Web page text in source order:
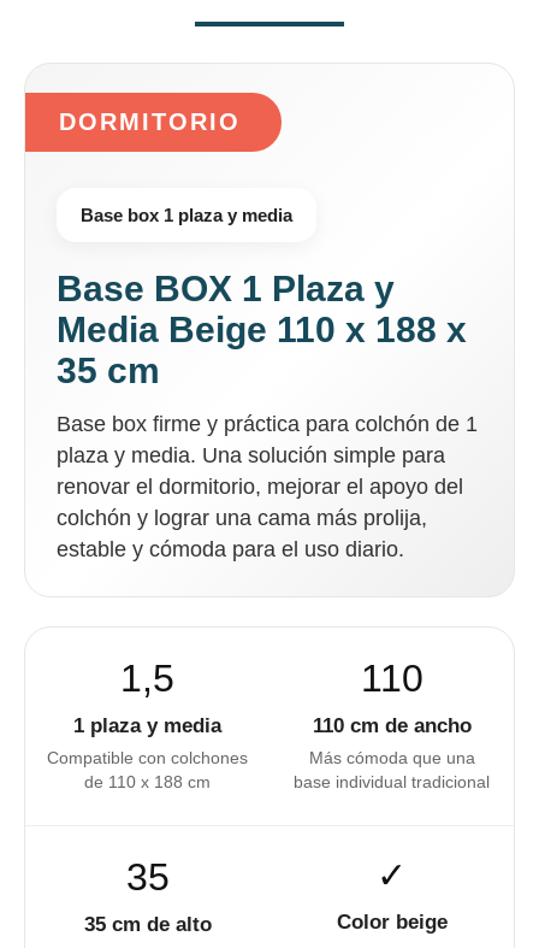
DORMITORIO
Base box 1 plaza y media
Base BOX 1 Plaza y
Media Beige 110 x 188 x
35 cm
Base box firme y práctica para colchón de 1
plaza y media. Una solución simple para
renovar el dormitorio, mejorar el apoyo del
colchón y lograr una cama más prolija,
estable y cómoda para el uso diario.
1,5
1 plaza y media
Compatible con colchones
de 110 x 188 cm
110
110 cm de ancho
Más cómoda que una
base individual tradicional
35
35 cm de alto
✓
Color beige